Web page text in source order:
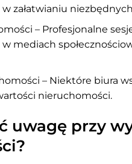
załatwianiu
– Profesjonalne
mediach
– Niektóre biura
nieruchomości.
uwagę przy